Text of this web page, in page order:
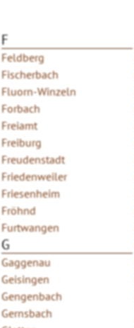
F
Feldberg
Fischerbach
Fluorn-Winzeln
Forbach
Freiamt
Freiburg
Freudenstadt
Friedenweiler
Friesenheim
Fröhnd
Furtwangen
G
Gaggenau
Geisingen
Gengenbach
Gernsbach